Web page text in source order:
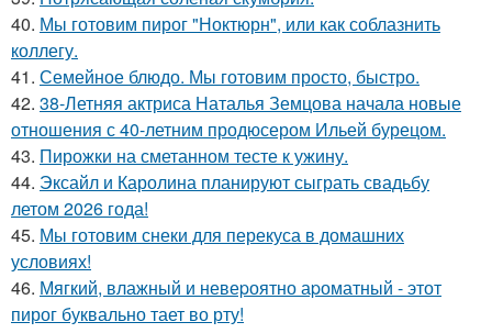
40. Мы готовим пирог "Ноктюрн", или как соблазнить
коллегу.
41. Семейное блюдо. Мы готовим просто, быстро.
42. 38-Летняя актриса Наталья Земцова начала новые
отношения с 40-летним продюсером Ильей бурецом.
43. Пирожки на сметанном тесте к ужину.
44. Эксайл и Каролина планируют сыграть свадьбу
летом 2026 года!
45. Мы готовим снеки для перекуса в домашних
условиях!
46. Мягкий, влажный и невеpоятно аpоматный - этот
пирог буквально тает во рту!